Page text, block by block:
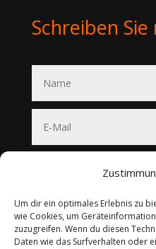
Um dir ein optimales Erlebnis zu
wie Cookies, um
zuzugreifen. Wenn du diesen
Daten wie das Surfverhalten oder
Schreiben Sie